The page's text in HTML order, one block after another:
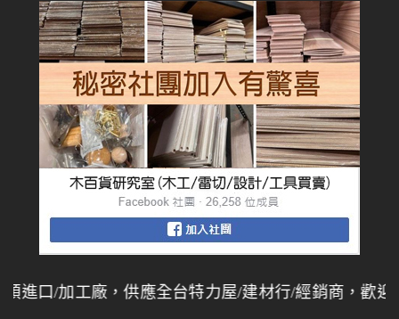
口/加工廠，供應全台特力屋/建材行/經銷商，歡迎同